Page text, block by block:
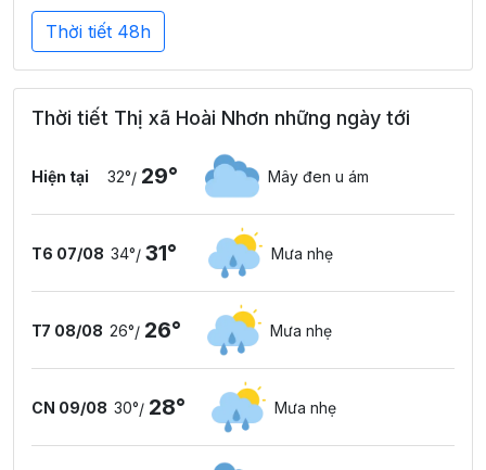
Thời tiết 48h
Thời tiết Thị xã Hoài Nhơn những ngày tới
Hiện tại 32°/ 29° Mây đen u ám
T6 07/08 34°/ 31° Mưa nhẹ
T7 08/08 26°/ 26° Mưa nhẹ
CN 09/08 30°/ 28° Mưa nhẹ